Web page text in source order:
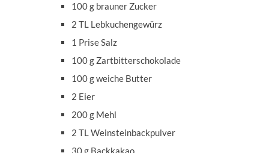
100 g brauner Zucker
2 TL Lebkuchengewürz
1 Prise Salz
100 g Zartbitterschokolade
100 g weiche Butter
2 Eier
200 g Mehl
2 TL Weinsteinbackpulver
30 g Backkakao